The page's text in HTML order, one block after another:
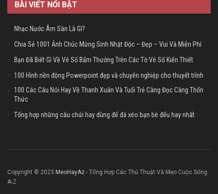
BÀI VIẾT NỔI BẬT
Nhạc Nước Âm Sàn Là Gì?
Chia Sẻ 1001 Ảnh Chúc Mừng Sinh Nhật Độc – Đẹp – Vui Và Miễn Phí
Bạn Đã Biết Gì Về Vé Số Bấm Thưởng Trên Các Tờ Vé Số Kiến Thiết
100 Hình nền động Powerpoint đẹp và chuyên nghiệp cho thuyết trình
100 Các Câu Nói Hay Về Thanh Xuân Và Tuổi Trẻ Càng Đọc Càng Thổn
Thức
Tổng hợp những câu chửi hay dùng để đá xéo bạn bè đểu hay nhất
Copyright © 2023 MeoHayAz - Tổng Hợp Các Thủ Thuật Và Mẹo Cuộc Sống
A-Z